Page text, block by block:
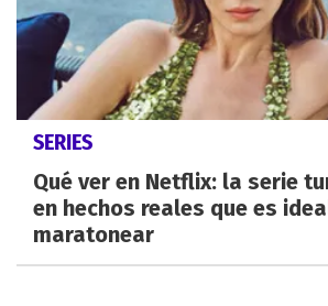
SERIES
Qué ver en Netflix: la serie
en hechos reales que es
maratonear